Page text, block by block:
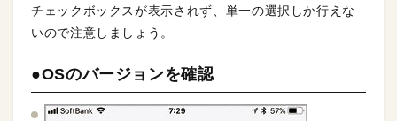
チェックボックスが表示されず、単一の選択しか行えな
いので注意しましょう。
●OSのバージョンを確認